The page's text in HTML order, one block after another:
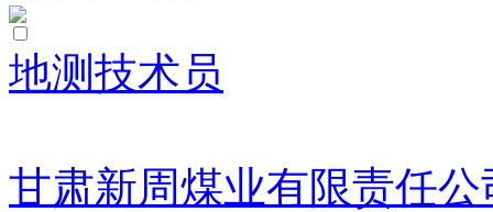
地测技术员
甘肃新周煤业有限责任公